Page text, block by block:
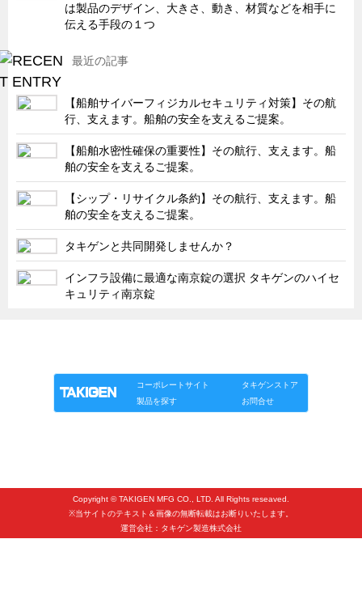
ちょっとユニークなお客様
ECOLOGY NEWS SCRAMBLE
わが街わが支店
支店所在地（歴史探訪）
ニッポン再発見
あれこれWATCH
こんなとき、どう言うの?
４コマ漫画 のんきなのんちゃん
CATEGORY タキゲンinfo.
お知らせ
海外出張
社外セミナー
タキゲン売上ランキング
展示トラック
は製品のデザイン、大きさ、動き、材質などを相手に
伝える手段の１つ
最近の記事
【船舶サイバーフィジカルセキュリティ対策】その航
行、支えます。船舶の安全を支えるご提案。
【船舶水密性確保の重要性】その航行、支えます。船
舶の安全を支えるご提案。
【シップ・リサイクル条約】その航行、支えます。船
舶の安全を支えるご提案。
タキゲンと共同開発しませんか？
インフラ設備に最適な南京錠の選択 タキゲンのハイセ
キュリティ南京錠
コーポレートサイト
タキゲンストア
製品を探す
お問合せ
Copyright © TAKIGEN MFG CO., LTD. All Rights reseaved.
※当サイトのテキスト＆画像の無断転載はお断りいたします。
運営会社：タキゲン製造株式会社